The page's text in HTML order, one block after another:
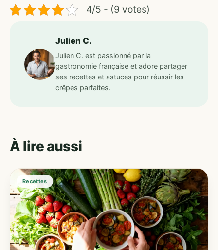
4/5 - (9 votes)
Julien C.
Julien C. est passionné par la
gastronomie française et adore partager
ses recettes et astuces pour réussir les
crêpes parfaites.
À lire aussi
Recettes